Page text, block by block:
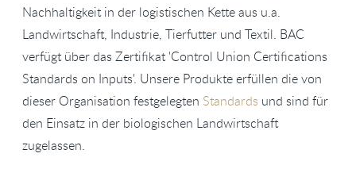
Nachhaltigkeit in der logistischen Kette aus u.a.
Landwirtschaft, Industrie, Tierfutter und Textil. BAC
verfügt über das Zertifikat 'Control Union Certifications
Standards on Inputs'. Unsere Produkte erfüllen die von
dieser Organisation festgelegten Standards und sind für
den Einsatz in der biologischen Landwirtschaft
zugelassen.